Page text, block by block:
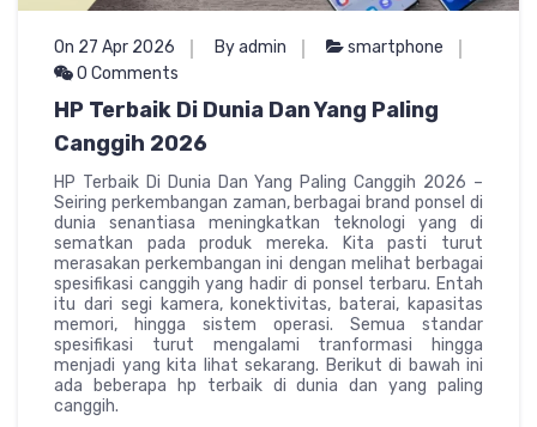
On 27 Apr 2026 By admin
smartphone
0 Comments
HP Terbaik Di Dunia Dan Yang Paling
Canggih 2026
HP Terbaik Di Dunia Dan Yang Paling Canggih 2026 –
Seiring perkembangan zaman, berbagai brand ponsel di
dunia senantiasa meningkatkan teknologi yang di
sematkan pada produk mereka. Kita pasti turut
merasakan perkembangan ini dengan melihat berbagai
spesifikasi canggih yang hadir di ponsel terbaru. Entah
itu dari segi kamera, konektivitas, baterai, kapasitas
memori, hingga sistem operasi. Semua standar
spesifikasi turut mengalami tranformasi hingga
menjadi yang kita lihat sekarang. Berikut di bawah ini
ada beberapa hp terbaik di dunia dan yang paling
canggih.